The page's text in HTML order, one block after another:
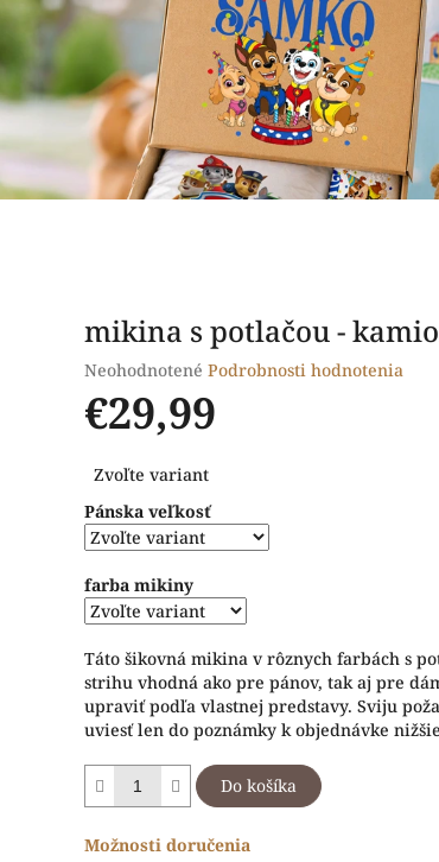
mikina s potlačou -
Priemerné
hodnotenie
produktu
0,0
5
hviezdičiek.
Neohodnotené Podrobnosti hodnotenia
€29,99
cena:
Zvoľte variant
Pánska veľkosť
farba mikiny
Táto šikovná mikina v rôznych farbách s
strihu vhodná ako pre pánov, tak aj pre
upraviť podľa vlastnej predstavy. Sviju
uviesť len do poznámky k objednávke
Do košíka
Možnosti doručenia